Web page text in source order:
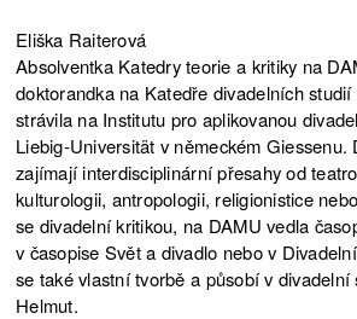
Eliška Raiterová
Absolventka Katedry teorie a kritiky na
doktorandka na Katedře divadelních
strávila na Institutu pro aplikovanou
Liebig-Universität v německém Giessenu.
zajímají interdisciplinární přesahy od
kulturologii, antropologii, religionistice
se divadelní kritikou, na DAMU vedla
v časopise Svět a divadlo nebo v
se také vlastní tvorbě a působí v divadelní
Helmut.